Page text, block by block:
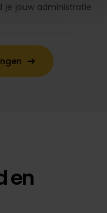
je jouw administratie
en